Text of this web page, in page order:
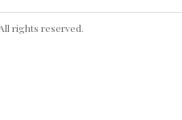
rights reserved.